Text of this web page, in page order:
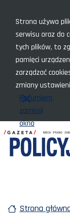
Strona używa
serwisu oraz do
tych plików, to
pamięci
zarządzać
zmiany
Rozumiem,
zamknij
okno
Strona